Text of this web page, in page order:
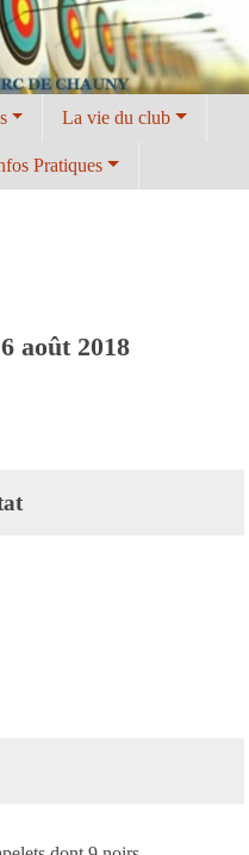
La vie du club
Pratiques
août 2018